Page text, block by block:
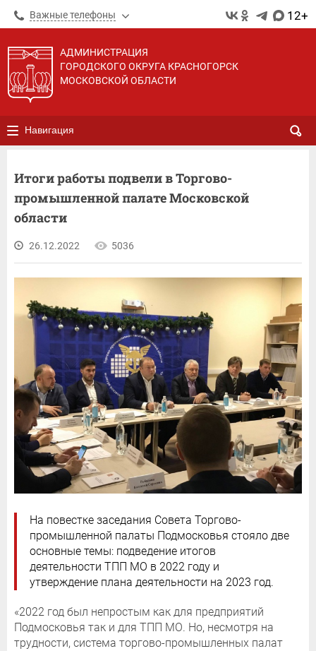
Важные телефоны 12+
АДМИНИСТРАЦИЯ
ГОРОДСКОГО ОКРУГА КРАСНОГОРСК
МОСКОВСКОЙ ОБЛАСТИ
Навигация
Итоги работы подвели в Торгово-
промышленной палате Московской
области
26.12.2022 5036
На повестке заседания Совета Торгово-
промышленной палаты Подмосковья стояло две
основные темы: подведение итогов
деятельности ТПП МО в 2022 году и
утверждение плана деятельности на 2023 год.
«2022 год был непростым как для предприятий
Подмосковья так и для ТПП МО. Но, несмотря на
трудности, система торгово-промышленных палат